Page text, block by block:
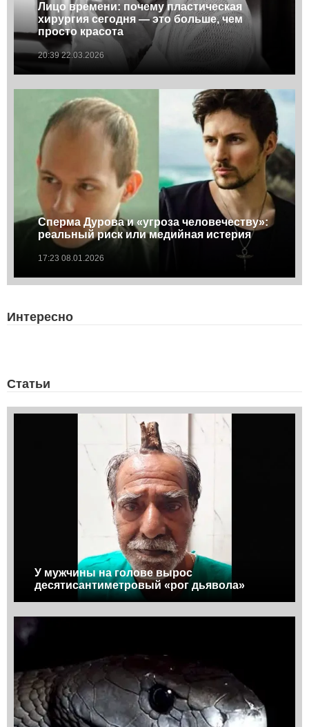
Лицо времени: почему пластическая
хирургия сегодня — это больше, чем
просто красота
20:39 22.03.2026
Сперма Дурова и «угроза человечеству»:
реальный риск или медийная истерия
17:23 08.01.2026
Интересно
Статьи
У мужчины на голове вырос
десятисантиметровый «рог дьявола»